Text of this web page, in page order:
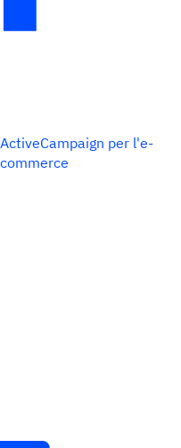
ActiveCampaign per l'e-
commerce